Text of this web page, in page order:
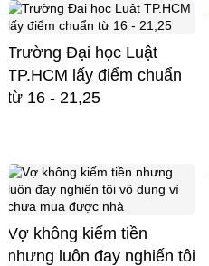
Trường Đại học Luật
TP.HCM lấy điểm chuẩn
từ 16 - 21,25
Vợ không kiếm tiền
nhưng luôn đay nghiến tôi